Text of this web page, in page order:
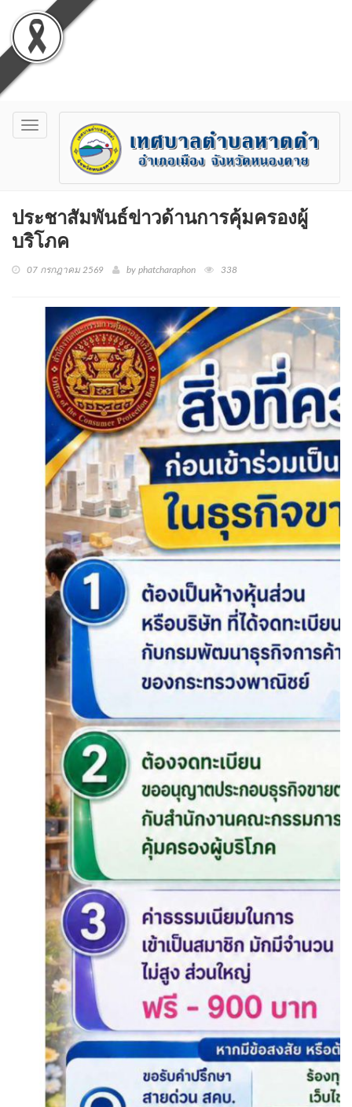
Toggle
navigation
ประชาสัมพันธ์ข่าวด้านการคุ้มครองผู้
บริโภค
07 กรกฎาคม 2569 by phatcharaphon 338